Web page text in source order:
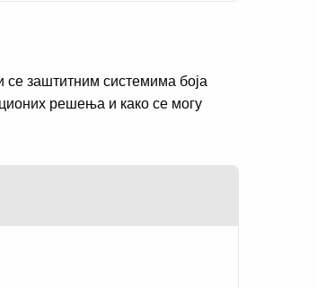
се заштитним системима боја
решења и како се могу